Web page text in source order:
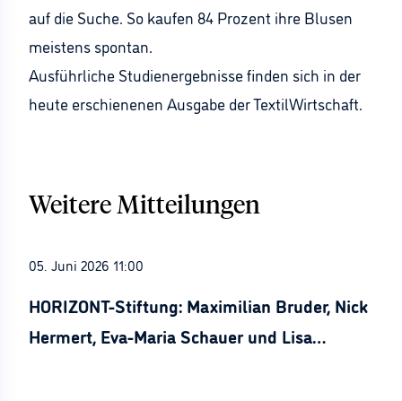
auf die Suche. So kaufen 84 Prozent ihre Blusen
meistens spontan.
Ausführliche Studienergebnisse finden sich in der
heute erschienenen Ausgabe der TextilWirtschaft.
Weitere Mitteilungen
05. Juni 2026 11:00
HORIZONT-Stiftung: Maximilian Bruder, Nick
Hermert, Eva-Maria Schauer und Lisa